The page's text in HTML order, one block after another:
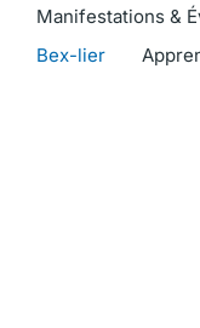
Manifestations &
Bex-lier